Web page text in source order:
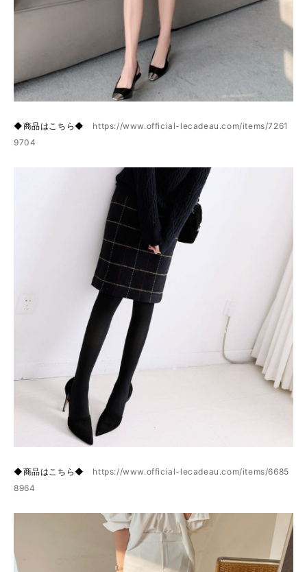
◆商品はこちら◆ https://www.official-lecadeau.com/items/7261
9704
◆商品はこちら◆ https://www.official-lecadeau.com/items/6685
8964